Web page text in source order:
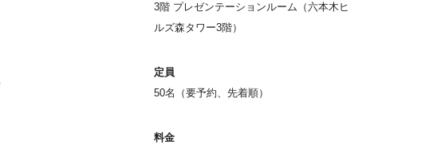
3階 プレゼンテーションルーム（六本木ヒ
ルズ森タワー3階）
定員
50名（要予約、先着順）
料金